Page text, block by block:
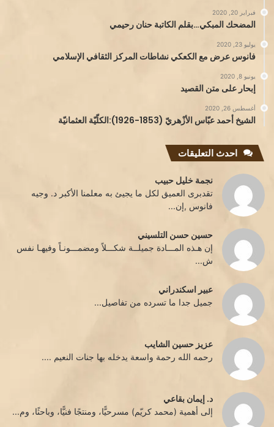
فبراير 20, 2020
المضحك المبكي…بقلم الكاتبة حنان رحيمي
يوليو 23, 2020
فانوس عرض مع الكعكي نشاطات المركز الثقافي الإسلامي
يونيو 8, 2020
إبحار على متن القصيد
أغسطس 26, 2020
الشيخ أحمد عبّاس الأزْهريّ (1853-1926):الكلّيّة العثمانيّة
احدث التعليقات
نجمة خليل حبيب
تقدبرى العميق لكل ما يجيئ به معلمنا الأكبر د. وجيه
فانوس ,إن...
حسين حسن التلسيني
إن هـذه المـــادة جميلــة شكـــلاً ومضمـــونـاً وفيهـا نفس
ش...
عبير اسكندراني
جميل جدا ما تسرده من تفاصيل...
عزيز حسين الشايب
رحمه الله رحمة واسعة يدخله بها جنات النعيم ....
د. إيمان بقاعي
إلى أهمية (محمد كريّم) مسرحيًّا، ومنتجًا فنيًّا، وباحثًا، وم...